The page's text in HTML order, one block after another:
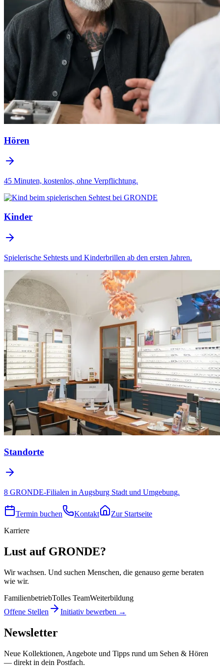
Hören
45 Minuten, kostenlos, ohne Verpflichtung.
Kinder
Spielerische Sehtests und Kinderbrillen ab den ersten Jahren.
Standorte
8 GRONDE-Filialen in Augsburg Stadt und Umgebung.
Termin buchen Kontakt
Zur Startseite
Karriere
Lust auf GRONDE?
Wir wachsen. Und suchen Menschen, die genauso gerne beraten
wie wir.
FamilienbetriebTolles TeamWeiterbildung
Offene Stellen
Initiativ bewerben →
Newsletter
Neue Kollektionen, Angebote und Tipps rund um Sehen & Hören
— direkt in dein Postfach.